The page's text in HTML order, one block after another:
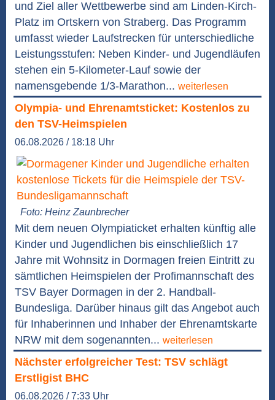
und Ziel aller Wettbewerbe sind am Linden-Kirch-
Platz im Ortskern von Straberg. Das Programm
umfasst wieder Laufstrecken für unterschiedliche
Leistungsstufen: Neben Kinder- und Jugendläufen
stehen ein 5-Kilometer-Lauf sowie der
namensgebende 1/3-Marathon... weiterlesen
Olympia- und Ehrenamtsticket: Kostenlos zu
den TSV-Heimspielen
06.08.2026 / 18:18 Uhr
Foto: Heinz Zaunbrecher
Mit dem neuen Olympiaticket erhalten künftig alle
Kinder und Jugendlichen bis einschließlich 17
Jahre mit Wohnsitz in Dormagen freien Eintritt zu
sämtlichen Heimspielen der Profimannschaft des
TSV Bayer Dormagen in der 2. Handball-
Bundesliga. Darüber hinaus gilt das Angebot auch
für Inhaberinnen und Inhaber der Ehrenamtskarte
NRW mit dem sogenannten... weiterlesen
Nächster erfolgreicher Test: TSV schlägt
Erstligist BHC
06.08.2026 / 7:33 Uhr